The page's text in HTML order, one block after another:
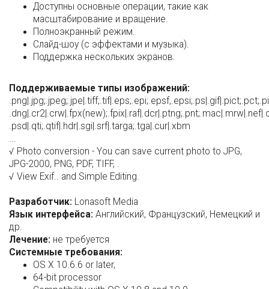
Доступны основные операции, такие как
масштабирование и вращение.
Полноэкранный режим.
Слайд-шоу (с эффектами и музыка).
Поддержка нескольких экранов.
Поддерживаемые типы изображений:
.psd|.qti;.qtif|.hdr|.sgi|.srf|.targa;.tga|.cur|.xbm
√ Photo conversion - You can save current photo to JPG,
JPG-2000, PNG, PDF, TIFF, .
√ View Exif.. and Simple Editing.
Разработчик:
Lonasoft Media
Язык интерфейса: Английский, Французский, Немецкий и
др.
Лечение: не требуется
Системные требования:
OS X 10.6.6 or later,
64-bit processor